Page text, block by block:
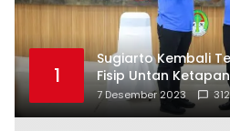
1
Sugiarto Kembali
Fisip Untan
7 Desember 2023